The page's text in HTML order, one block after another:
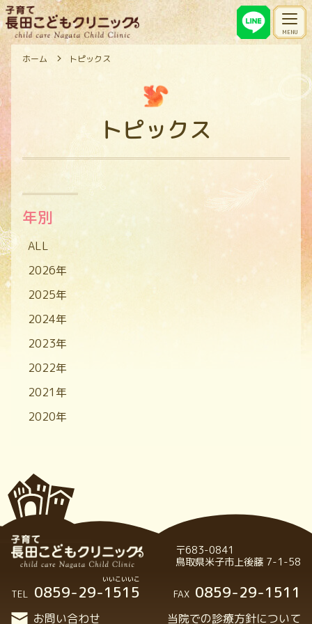
ホーム トピックス
トピックス
年別
ALL
2026年
2025年
2024年
2023年
2022年
2021年
2020年
〒683-0841
鳥取県米子市上後藤 7-1-58
TEL 0859-29-1515 FAX 0859-29-1511
お問い合わせ 当院での診療方針について